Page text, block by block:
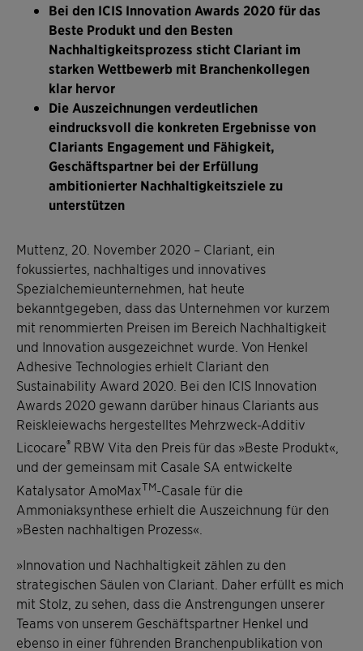
Bei den ICIS Innovation Awards 2020 für das
Beste Produkt und den Besten
Nachhaltigkeitsprozess sticht Clariant im
starken Wettbewerb mit Branchenkollegen
klar hervor
Die Auszeichnungen verdeutlichen
eindrucksvoll die konkreten Ergebnisse von
Clariants Engagement und Fähigkeit,
Geschäftspartner bei der Erfüllung
ambitionierter Nachhaltigkeitsziele zu
unterstützen
Muttenz, 20. November 2020 – Clariant, ein
fokussiertes, nachhaltiges und innovatives
Spezialchemieunternehmen, hat heute
bekanntgegeben, dass das Unternehmen vor kurzem
mit renommierten Preisen im Bereich Nachhaltigkeit
und Innovation ausgezeichnet wurde. Von Henkel
Adhesive Technologies erhielt Clariant den
Sustainability Award 2020. Bei den ICIS Innovation
Awards 2020 gewann darüber hinaus Clariants aus
Reiskleiewachs hergestelltes Mehrzweck-Additiv
Licocare® RBW Vita den Preis für das »Beste Produkt«,
und der gemeinsam mit Casale SA entwickelte
Katalysator AmoMaxTM-Casale für die
Ammoniaksynthese erhielt die Auszeichnung für den
»Besten nachhaltigen Prozess«.
»Innovation und Nachhaltigkeit zählen zu den
strategischen Säulen von Clariant. Daher erfüllt es mich
mit Stolz, zu sehen, dass die Anstrengungen unserer
Teams von unserem Geschäftspartner Henkel und
ebenso in einer führenden Branchenpublikation von